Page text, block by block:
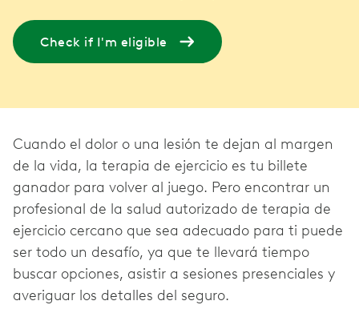
Check if I'm eligible
Cuando el dolor o una lesión te dejan al margen
de la vida, la terapia de ejercicio es tu billete
ganador para volver al juego. Pero encontrar un
profesional de la salud autorizado de terapia de
ejercicio cercano que sea adecuado para ti puede
ser todo un desafío, ya que te llevará tiempo
buscar opciones, asistir a sesiones presenciales y
averiguar los detalles del seguro.